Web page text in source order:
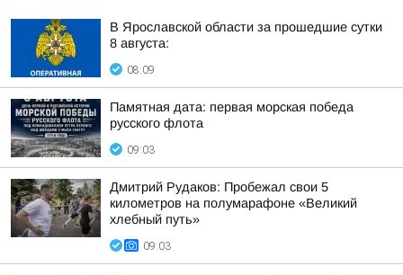
В Ярославской области за прошедшие сутки
8 августа:
08:09
Памятная дата: первая морская победа
русского флота
09:03
Дмитрий Рудаков: Пробежал свои 5
километров на полумарафоне «Великий
хлебный путь»
09:03